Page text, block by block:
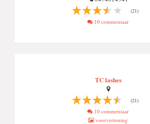
(21)
10 commentaar
TC lashes
(21)
10 commentaar
voorvertoning